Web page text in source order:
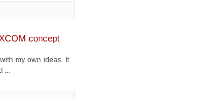
concept
my own ideas. It
...